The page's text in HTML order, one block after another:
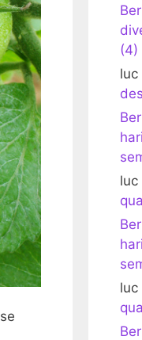
(4)
luc
luc
luc